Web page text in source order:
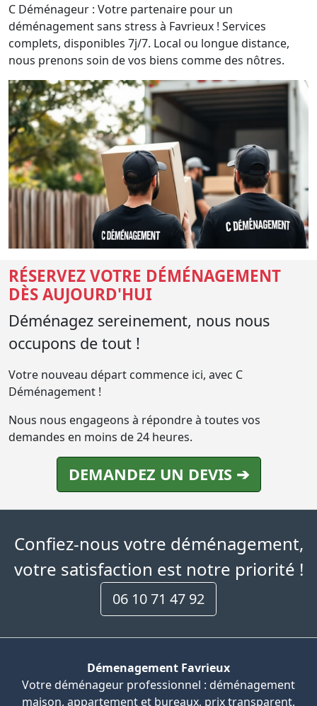
C Déménageur : Votre partenaire pour un
déménagement sans stress à Favrieux ! Services
complets, disponibles 7j/7. Local ou longue distance,
nous prenons soin de vos biens comme des nôtres.
RÉSERVEZ VOTRE DÉMÉNAGEMENT
DÈS AUJOURD'HUI
Déménagez sereinement, nous nous
occupons de tout !
Votre nouveau départ commence ici, avec C
Déménagement !
Nous nous engageons à répondre à toutes vos
demandes en moins de 24 heures.
DEMANDEZ UN DEVIS ➔
Confiez-nous votre déménagement,
votre satisfaction est notre priorité !
06 10 71 47 92
Démenagement Favrieux
Votre déménageur professionnel : déménagement
maison, appartement et bureaux, prix transparent,